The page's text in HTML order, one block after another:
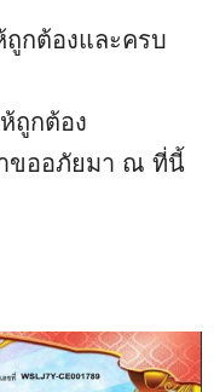
กต้องและครบ
ถูกต้อง
ขออภัยมา ณ ที่นี้